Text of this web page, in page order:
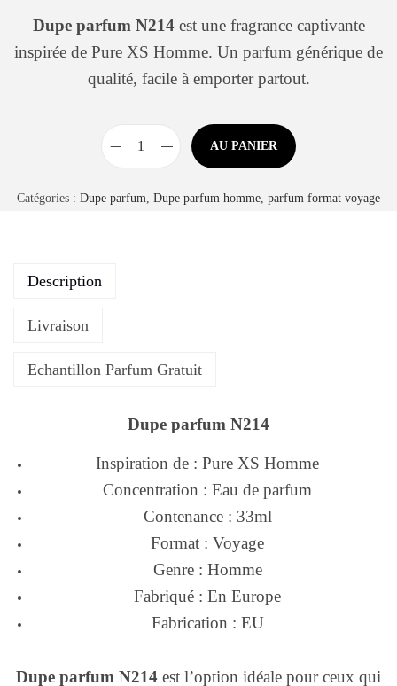
Dupe parfum N214est une fragrance captivante
inspirée de Pure XS Homme. Un parfum générique de
qualité, facile à emporter partout.
AU PANIER
Catégories : Dupe parfum, Dupe parfum homme, parfum format voyage
Description
Livraison
Echantillon Parfum Gratuit
Dupe parfum N214
Inspiration de : Pure XS Homme
Concentration : Eau de parfum
Contenance : 33ml
Format : Voyage
Genre : Homme
Fabriqué : En Europe
Fabrication : EU
Dupe parfum N214 est l’option idéale pour ceux qui